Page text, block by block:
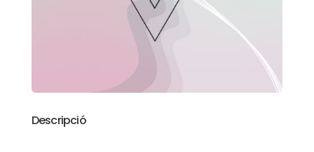
Descripció